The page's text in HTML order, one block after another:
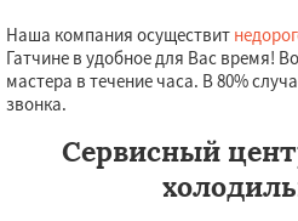
Наша компания осуществит
Гатчине в удобное для Вас время!
мастера в течение часа. В 80%
звонка.
Сервисный